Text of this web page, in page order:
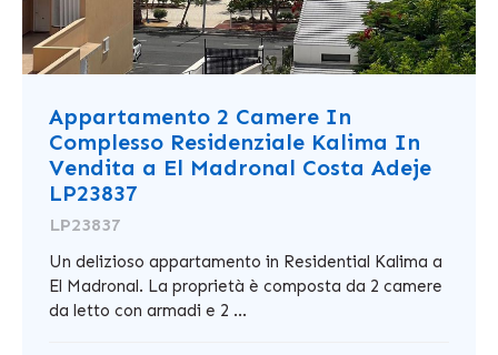
Appartamento 2 Camere In
Complesso Residenziale Kalima In
Vendita a El Madronal Costa Adeje
LP23837
LP23837
Un delizioso appartamento in Residential Kalima a
El Madronal. La proprietà è composta da 2 camere
da letto con armadi e 2 ...